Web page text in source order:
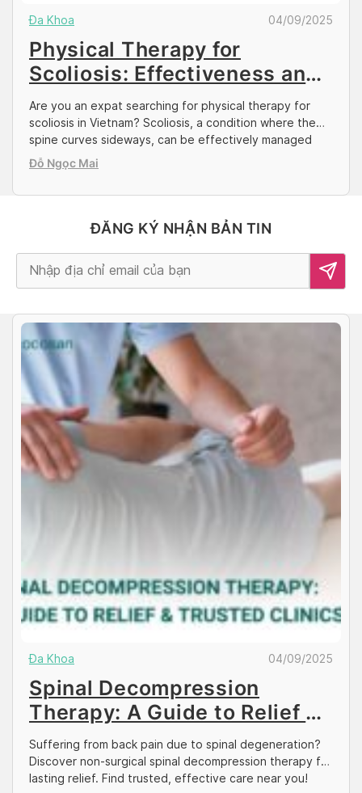
Đa Khoa 04/09/2025
Physical Therapy for
Scoliosis: Effectiveness and
Trusted Clinics
Are you an expat searching for physical therapy for
scoliosis in Vietnam? Scoliosis, a condition where the
spine curves sideways, can be effectively managed
through specialized exercises and treatments. With the
right care, many patients experience significant
Đỗ Ngọc Mai
ĐĂNG KÝ NHẬN BẢN TIN
Đa Khoa 04/09/2025
Spinal Decompression
Therapy: A Guide to Relief &
Trusted Clinics
Suffering from back pain due to spinal degeneration?
Discover non-surgical spinal decompression therapy for
lasting relief. Find trusted, effective care near you!